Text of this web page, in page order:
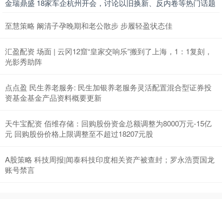
金瑞鼎盛 18家车企杭州开会，讨论以旧换新、反内卷等热门话题
至慧策略 阚清子孕晚期和老公散步 步履轻盈状态佳
汇盈配资 场面 | 云冈12窟“皇家交响乐”搬到了上海，1：1复刻，
光影秀助阵
点点盈 民生养老服务: 民生加银养老服务灵活配置混合型证券投
资基金基金产品资料概要更新
天牛宝配资 佰维存储：回购股份资金总额调整为8000万元-15亿
元 回购股份价格上限调整至不超过18207元股
A股策略 科技周报|闻泰科技印度相关资产被查封；罗永浩贾国龙
账号禁言